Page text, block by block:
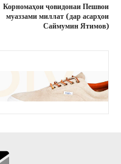
Корномаҳои ҷовидонаи Пешвои
муаззами миллат (дар асарҳои
Саймумин Ятимов)